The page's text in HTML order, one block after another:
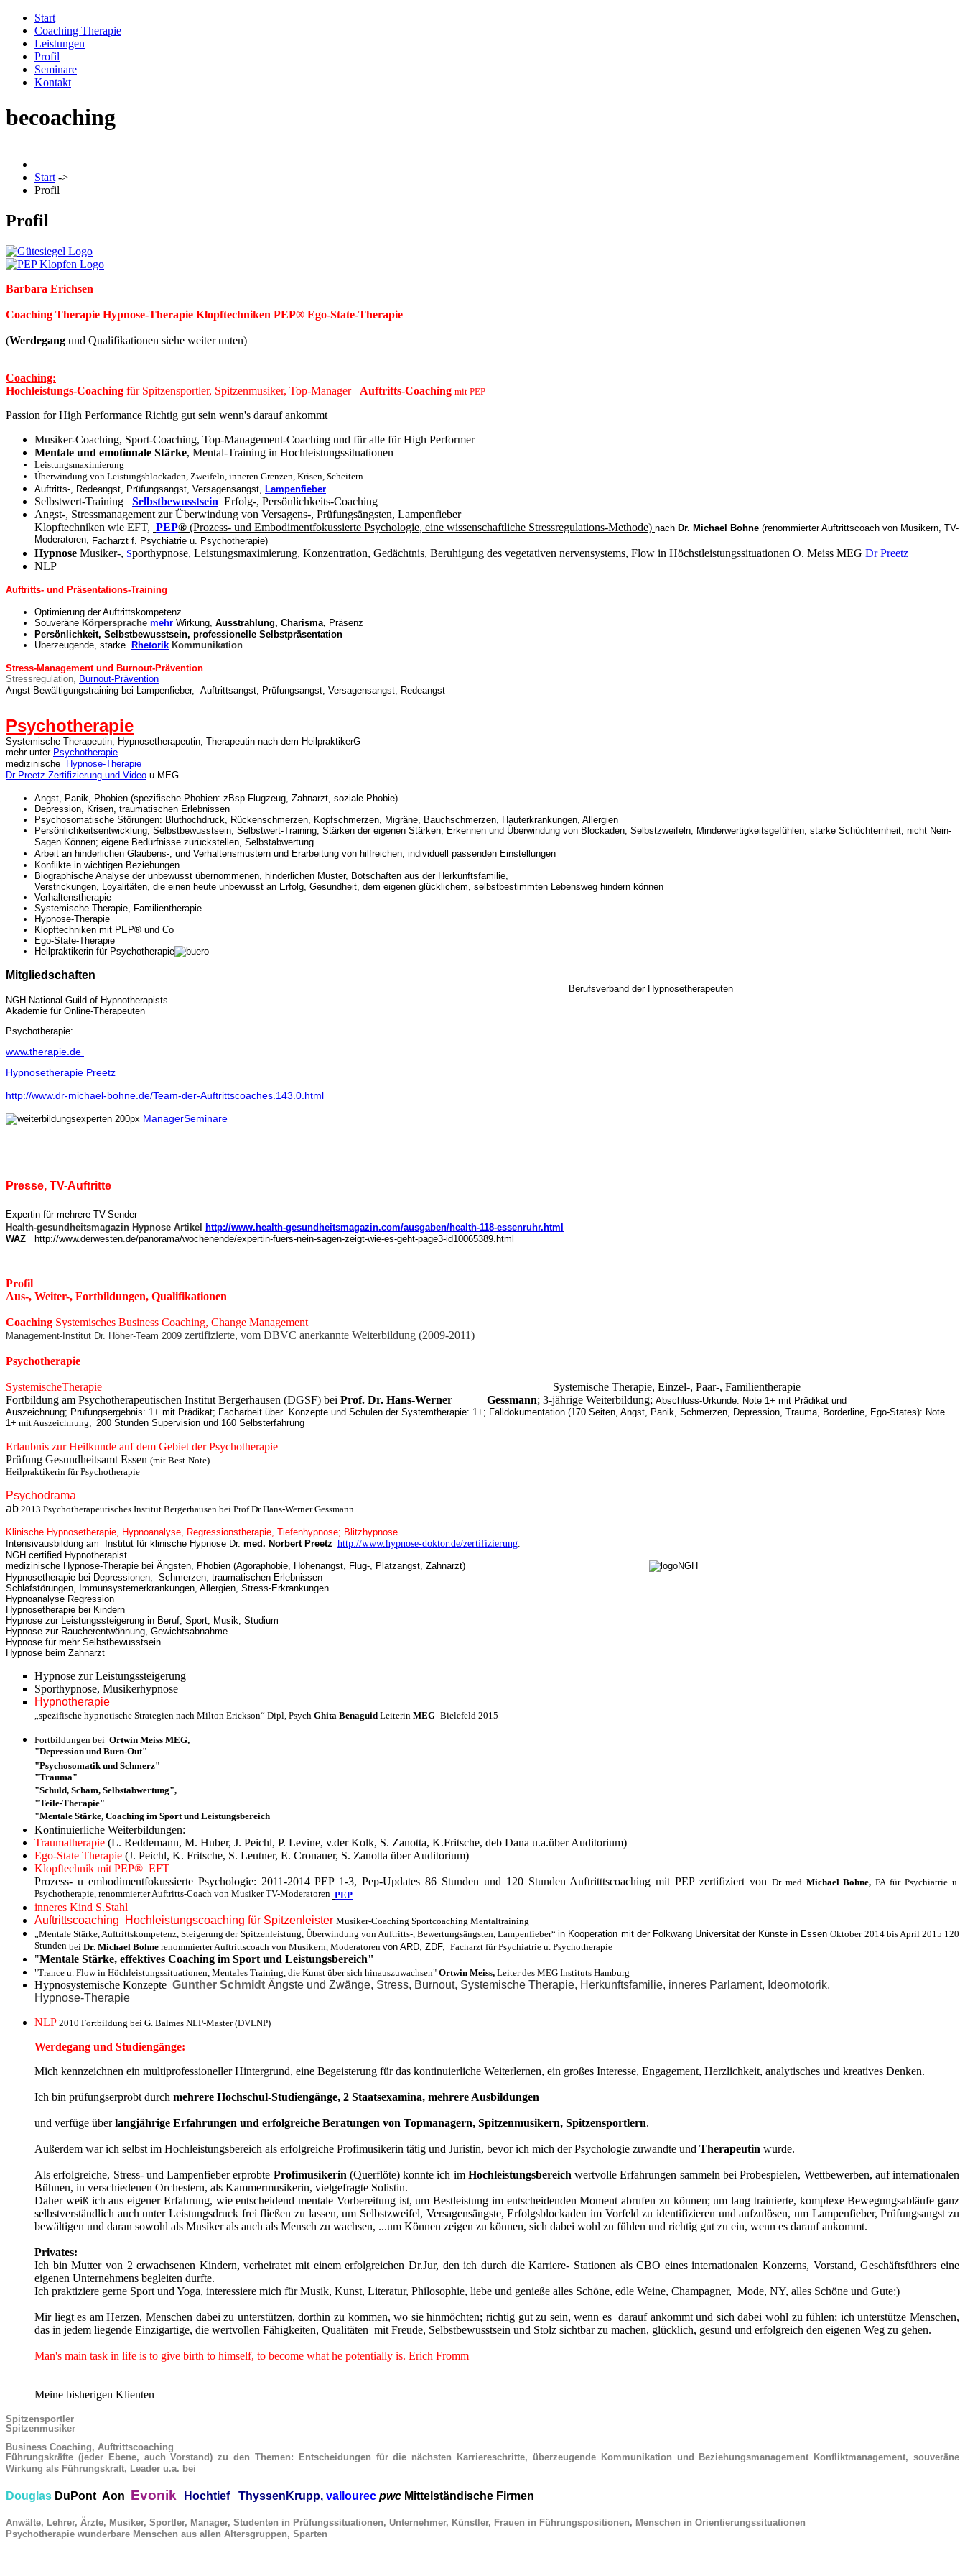
Start
Coaching Therapie
Leistungen
Profil
Seminare
Kontakt
becoaching
Start ->
Profil
Profil
Barbara Erichsen
Coaching Therapie Hypnose-Therapie Klopftechniken PEP® Ego-State-Therapie
(Werdegang und Qualifikationen siehe weiter unten)
Coaching:
Hochleistungs-Coaching für Spitzensportler, Spitzenmusiker, Top-Manager Auftritts-Coaching mit PEP
Passion for High Performance Richtig gut sein wenn's darauf ankommt
Musiker-Coaching, Sport-Coaching, Top-Management-Coaching und für alle für High Performer
Mentale und emotionale Stärke, Mental-Training in Hochleistungssituationen
Leistungsmaximierung
Überwindung von Leistungsblockaden, Zweifeln, inneren Grenzen, Krisen, Scheitern
Auftritts-, Redeangst, Prüfungsangst, Versagensangst, Lampenfieber
Selbstwert-Training Selbstbewusstsein Erfolg-, Persönlichkeits-Coaching
Angst-, Stressmanagement zur Überwindung von Versagens-, Prüfungsängsten, Lampenfieber
Klopftechniken wie EFT, PEP® (Prozess- und Embodimentfokussierte Psychologie, eine wissenschaftliche Stressregulations-Methode) nach Dr. Michael Bohne (renommierter Auftrittscoach von Musikern, TV-
Moderatoren, Facharzt f. Psychiatrie u. Psychotherapie)
Hypnose Musiker-, Sporthypnose, Leistungsmaximierung, Konzentration, Gedächtnis, Beruhigung des vegetativen nervensystems, Flow in Höchstleistungssituationen O. Meiss MEG Dr Preetz
NLP
Auftritts- und Präsentations-Training
Optimierung der Auftrittskompetenz
Souveräne Körpersprache mehr Wirkung, Ausstrahlung, Charisma, Präsenz
Persönlichkeit, Selbstbewusstsein, professionelle Selbstpräsentation
Überzeugende, starke Rhetorik Kommunikation
Stress-Management und Burnout-Prävention
Stressregulation, Burnout-Prävention
Angst-Bewältigungstraining bei Lampenfieber, Auftrittsangst, Prüfungsangst, Versagensangst, Redeangst
Psychotherapie
Systemische Therapeutin, Hypnosetherapeutin, Therapeutin nach dem HeilpraktikerG
mehr unter Psychotherapie
medizinische Hypnose-Therapie
Dr Preetz Zertifizierung und Video u MEG
Angst, Panik, Phobien (spezifische Phobien: zBsp Flugzeug, Zahnarzt, soziale Phobie)
Depression, Krisen, traumatischen Erlebnissen
Psychosomatische Störungen: Bluthochdruck, Rückenschmerzen, Kopfschmerzen, Migräne, Bauchschmerzen, Hauterkrankungen, Allergien
Persönlichkeitsentwicklung, Selbstbewusstsein, Selbstwert-Training, Stärken der eigenen Stärken, Erkennen und Überwindung von Blockaden, Selbstzweifeln, Minderwertigkeitsgefühlen, starke Schüchternheit, nicht Nein-
Sagen Können; eigene Bedürfnisse zurückstellen, Selbstabwertung
Arbeit an hinderlichen Glaubens-, und Verhaltensmustern und Erarbeitung von hilfreichen, individuell passenden Einstellungen
Konflikte in wichtigen Beziehungen
Biographische Analyse der unbewusst übernommenen, hinderlichen Muster, Botschaften aus der Herkunftsfamilie,
Verstrickungen, Loyalitäten, die einen heute unbewusst an Erfolg, Gesundheit, dem eigenen glücklichem, selbstbestimmten Lebensweg hindern können
Verhaltenstherapie
Systemische Therapie, Familientherapie
Hypnose-Therapie
Klopftechniken mit PEP® und Co
Ego-State-Therapie
Heilpraktikerin für Psychotherapie
Mitgliedschaften
Berufsverband der Hypnosetherapeuten
NGH National Guild of Hypnotherapists
Akademie für Online-Therapeuten
Psychotherapie:
www.therapie.de
Hypnosetherapie Preetz
http://www.dr-michael-bohne.de/Team-der-Auftrittscoaches.143.0.html
ManagerSeminare
Presse, TV-Auftritte
Expertin für mehrere TV-Sender
Health-gesundheitsmagazin Hypnose Artikel http://www.health-gesundheitsmagazin.com/ausgaben/health-118-essenruhr.html
WAZ
http://www.derwesten.de/panorama/wochenende/expertin-fuers-nein-sagen-zeigt-wie-es-geht-page3-id10065389.html
Profil
Aus-, Weiter-, Fortbildungen, Qualifikationen
Coaching Systemisches Business Coaching, Change Management
Management-Institut Dr. Höher-Team 2009 zertifizierte, vom DBVC anerkannte Weiterbildung (2009-2011)
Psychotherapie
SystemischeTherapie Systemische Therapie, Einzel-, Paar-, Familientherapie
Fortbildung am Psychotherapeutischen Institut Bergerhausen (DGSF) bei Prof. Dr. Hans-Werner Gessmann; 3-jährige Weiterbildung; Abschluss-Urkunde: Note 1+ mit Prädikat und
Auszeichnung; Prüfungsergebnis: 1+ mit Prädikat; Facharbeit über Konzepte und Schulen der Systemtherapie: 1+; Falldokumentation (170 Seiten, Angst, Panik, Schmerzen, Depression, Trauma, Borderline, Ego-States): Note
1+ mit Auszeichnung; 200 Stunden Supervision und 160 Selbsterfahrung
Erlaubnis zur Heilkunde auf dem Gebiet der Psychotherapie
Prüfung Gesundheitsamt Essen (mit Best-Note)
Heilpraktikerin für Psychotherapie
Psychodrama
ab 2013 Psychotherapeutisches Institut Bergerhausen bei Prof.Dr Hans-Werner Gessmann
Klinische Hypnosetherapie, Hypnoanalyse, Regressionstherapie, Tiefenhypnose; Blitzhypnose
Intensivausbildung am Institut für klinische Hypnose Dr. med. Norbert Preetz http://www.hypnose-doktor.de/zertifizierung
NGH certified Hypnotherapist
medizinische Hypnose-Therapie bei Ängsten, Phobien (Agoraphobie, Höhenangst, Flug-, Platzangst, Zahnarzt)
Hypnosetherapie bei Depressionen, Schmerzen, traumatischen Erlebnissen
Schlafstörungen, Immunsystemerkrankungen, Allergien, Stress-Erkrankungen
Hypnoanalyse Regression
Hypnosetherapie bei Kindern
Hypnose zur Leistungssteigerung in Beruf, Sport, Musik, Studium
Hypnose zur Raucherentwöhnung, Gewichtsabnahme
Hypnose für mehr Selbstbewusstsein
Hypnose beim Zahnarzt
Hypnose zur Leistungssteigerung
Sporthypnose, Musikerhypnose
Hypnotherapie
„spezifische hypnotische Strategien nach Milton Erickson“ Dipl, Psych Ghita Benaguid Leiterin MEG- Bielefeld 2015
Fortbildungen bei Ortwin Meiss MEG,
"Depression und Burn-Out"
"Psychosomatik und Schmerz"
"Trauma"
"Schuld, Scham, Selbstabwertung",
"Teile-Therapie"
"Mentale Stärke, Coaching im Sport und Leistungsbereich
Kontinuierliche Weiterbildungen:
Traumatherapie (L. Reddemann, M. Huber, J. Peichl, P. Levine, v.der Kolk, S. Zanotta, K.Fritsche, deb Dana u.a.über Auditorium)
Ego-State Therapie (J. Peichl, K. Fritsche, S. Leutner, E. Cronauer, S. Zanotta über Auditorium)
Klopftechnik mit PEP® EFT
Prozess- u embodimentfokussierte Psychologie: 2011-2014 PEP 1-3, Pep-Updates 86 Stunden und 120 Stunden Auftritttscoaching mit PEP zertifiziert von Dr med Michael Bohne, FA für Psychiatrie u.
Psychotherapie, renommierter Auftritts-Coach von Musiker TV-Moderatoren PEP
inneres Kind S.Stahl
Auftrittscoaching Hochleistungscoaching für Spitzenleister Musiker-Coaching Sportcoaching Mentaltraining
„Mentale Stärke, Auftrittskompetenz, Steigerung der Spitzenleistung, Überwindung von Auftritts-, Bewertungsängsten, Lampenfieber“in Kooperation mit der Folkwang Universität der Künste in EssenOktober 2014 bis April 2015 120
Stunden bei Dr. Michael Bohne renommierter Auftrittscoach von Musikern, Moderatoren von ARD, ZDF, Facharzt für Psychiatrie u. Psychotherapie
"Mentale Stärke, effektives Coaching im Sport und Leistungsbereich"
"Trance u. Flow in Höchleistungssituationen, Mentales Training, die Kunst über sich hinauszuwachsen" Ortwin Meiss, Leiter des MEG Instituts Hamburg
Hypnosystemische Konzepte Gunther Schmidt Ängste und Zwänge, Stress, Burnout, Systemische Therapie, Herkunftsfamilie, inneres Parlament, Ideomotorik,
Hypnose-Therapie
NLP 2010 Fortbildung bei G. Balmes NLP-Master (DVLNP)
Werdegang und Studiengänge:
Mich kennzeichnen ein multiprofessioneller Hintergrund, eine Begeisterung für das kontinuierliche Weiterlernen, ein großes Interesse, Engagement, Herzlichkeit, analytisches und kreatives Denken.
Ich bin prüfungserprobt durch mehrere Hochschul-Studiengänge, 2 Staatsexamina, mehrere Ausbildungen
und verfüge überlangjährige Erfahrungen und erfolgreiche Beratungen von Topmanagern, Spitzenmusikern, Spitzensportlern.
Außerdem war ich selbst im Hochleistungsbereich als erfolgreiche Profimusikerin tätig und Juristin, bevor ich mich der Psychologie zuwandte und Therapeutin wurde.
Als erfolgreiche, Stress- und Lampenfieber erprobte Profimusikerin (Querflöte) konnte ich im Hochleistungsbereich wertvolle Erfahrungen sammeln bei Probespielen, Wettbewerben, auf internationalen
Bühnen, in verschiedenen Orchestern, als Kammermusikerin, vielgefragte Solistin.
Daher weiß ich aus eigener Erfahrung, wie entscheidend mentale Vorbereitung ist, um Bestleistung im entscheidenden Moment abrufen zu können; um lang trainierte, komplexe Bewegungsabläufe ganz
selbstverständlich auch unter Leistungsdruck frei fließen zu lassen, um Selbstzweifel, Versagensängste, Erfolgsblockaden im Vorfeld zu identifizieren und aufzulösen, um Lampenfieber, Prüfungsangst zu
bewältigen und daran sowohl als Musiker als auch als Mensch zu wachsen, ...um Können zeigen zu können, sich dabei wohl zu fühlen und richtig gut zu ein, wenn es darauf ankommt.
Privates:
Ich bin Mutter von 2 erwachsenen Kindern, verheiratet mit einem erfolgreichen Dr.Jur, den ich durch die Karriere- Stationen als CBO eines internationalen Konzerns, Vorstand, Geschäftsführers eine
eigenen Unternehmens begleiten durfte.
Ich praktiziere gerne Sport und Yoga, interessiere mich für Musik, Kunst, Literatur, Philosophie, liebe und genieße alles Schöne, edle Weine, Champagner, Mode, NY, alles Schöne und Gute:)
Mir liegt es am Herzen, Menschen dabei zu unterstützen, dorthin zu kommen, wo sie hinmöchten; richtig gut zu sein, wenn es darauf ankommt und sich dabei wohl zu fühlen; ich unterstütze Menschen,
das in jedem liegende Einzigartige, die wertvollen Fähigkeiten, Qualitäten mit Freude, Selbstbewusstsein und Stolz sichtbar zu machen, glücklich, gesund und erfolgreich den eigenen Weg zu gehen.
Man's main task in life is to give birth to himself, to become what he potentially is. Erich Fromm
Meine bisherigen Klienten
Spitzensportler
Spitzenmusiker
Business Coaching, Auftrittscoaching
Führungskräfte (jeder Ebene, auch Vorstand) zu den Themen:
Entscheidungen für die nächsten Karriereschritte, überzeugende Kommunikation und Beziehungsmanagement Konfliktmanagement, souveräne
Wirkung als Führungskraft, Leader u.a. bei
Douglas DuPont Aon Evonik Hochtief ThyssenKrupp, vallourec pwc Mittelständische Firmen
Anwälte, Lehrer, Ärzte, Musiker, Sportler, Manager, Studenten in Prüfungssituationen, Unternehmer, Künstler, Frauen in Führungspositionen, Menschen in Orientierungssituationen
Psychotherapie wunderbare Menschen aus allen Altersgruppen, Sparten